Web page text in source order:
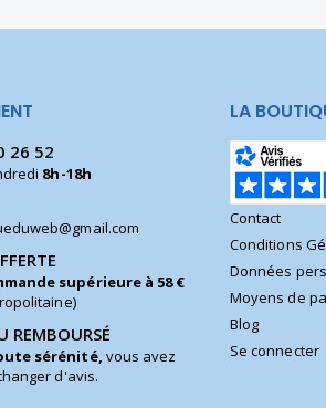
26 52
8h-18h
supérieure à 58 €
REMBOURSÉ
sérénité, vous avez
d'avis.
LA
Contact
Conditions
Données
Moyens de
Blog
Se connecter